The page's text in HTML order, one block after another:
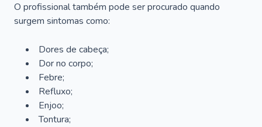
O profissional também pode ser procurado quando
surgem sintomas como:
Dores de cabeça;
Dor no corpo;
Febre;
Refluxo;
Enjoo;
Tontura;